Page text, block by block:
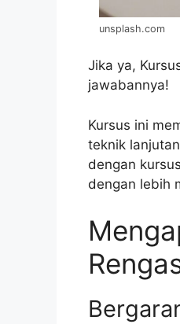
unsplash.com
Jika ya,
jawabannya!
Kursus ini
teknik
dengan
dengan lebih